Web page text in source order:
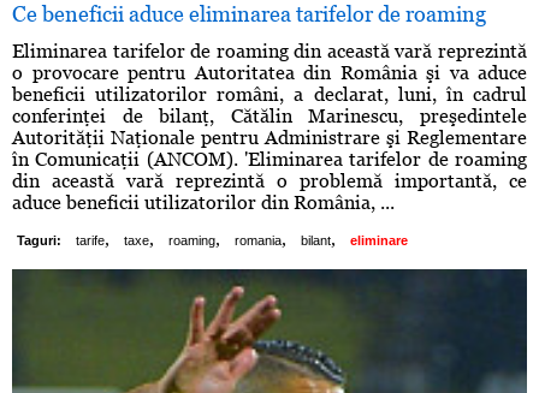
Ce beneficii aduce eliminarea tarifelor de roaming
Eliminarea tarifelor de roaming din această vară reprezintă
o provocare pentru Autoritatea din România şi va aduce
beneficii utilizatorilor români, a declarat, luni, în cadrul
conferinţei de bilanţ, Cătălin Marinescu, preşedintele
Autorităţii Naţionale pentru Administrare şi Reglementare
în Comunicaţii (ANCOM). 'Eliminarea tarifelor de roaming
din această vară reprezintă o problemă importantă, ce
aduce beneficii utilizatorilor din România, ...
Taguri: tarife, taxe, roaming, romania, bilant, eliminare